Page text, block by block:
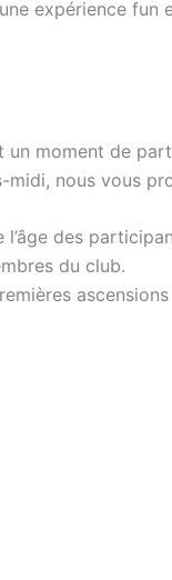
expérience fun
un moment de
nous vous
des
du club.
ascensions